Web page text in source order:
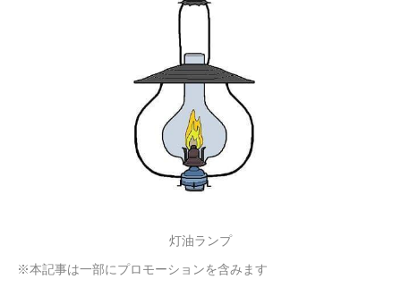
灯油ランプ
※本記事は一部にプロモーションを含みます